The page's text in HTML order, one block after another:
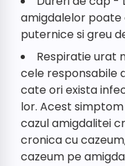
amigdalelor poate
puternice si greu
Respiratie urat
cele responsabile
cate ori exista
lor. Acest
cazul amigdalitei
cronica cu
cazeum pe